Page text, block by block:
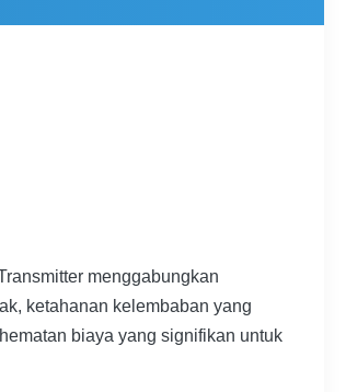
menggabungkan
ketahanan kelembaban yang
biaya yang signifikan untuk